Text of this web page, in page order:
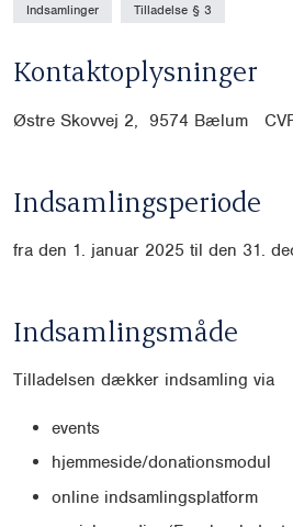
Indsamlinger Tilladelse § 3
Kontaktoplysninger
Østre Skovvej 2, 9574 Bælum
Indsamlingsperiode
fra den 1. januar 2025 til den 31.
Indsamlingsmåde
Tilladelsen dækker indsamling via
events
hjemmeside/donationsmodul
online indsamlingsplatform